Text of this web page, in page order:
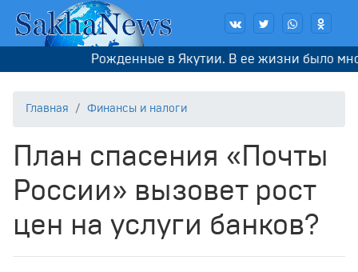
Рожденные в Якутии. В ее жизни было
Главная Финансы и налоги
План спасения «Почты
России» вызовет рост
цен на услуги банков?